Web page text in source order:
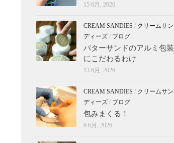
15 6月, 2026
CREAM SANDIES / クリームサン
ディーズ / ブログ
バターサンドのアルミ包装
にこだわるわけ
13 6月, 2026
CREAM SANDIES / クリームサン
ディーズ / ブログ
包みまくる！
9 6月, 2026